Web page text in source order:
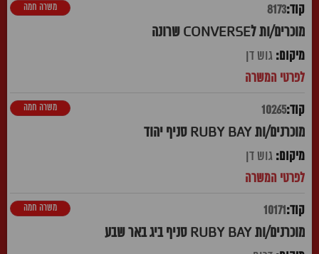
8173
מוכרים/ות לCONVERSE שרונה
משרה חמה
גוש דן
10265
מוכרנים/ות RUBY BAY סניף יהוד
משרה חמה
גוש דן
10171
מוכרנים/ות RUBY BAY סניף ביג באר שבע
משרה חמה